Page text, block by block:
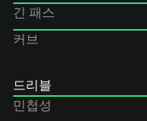
긴 패스
커브
드리블
민첩성